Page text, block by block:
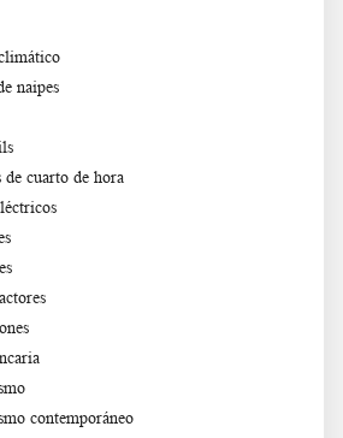
naipes
de cuarto de hora
contemporáneo